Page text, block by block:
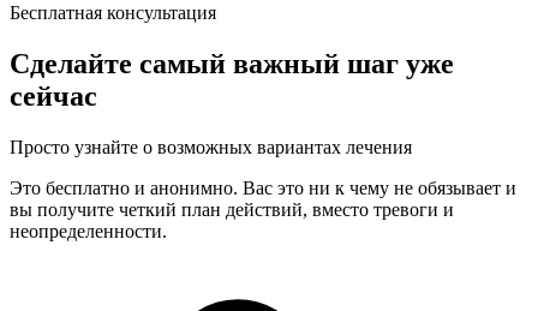
Бесплатная консультация
Сделайте самый важный шаг уже
сейчас
Просто узнайте о возможных вариантах лечения
Это бесплатно и анонимно. Вас это ни к чему не обязывает и
вы получите четкий план действий, вместо тревоги и
неопределенности.